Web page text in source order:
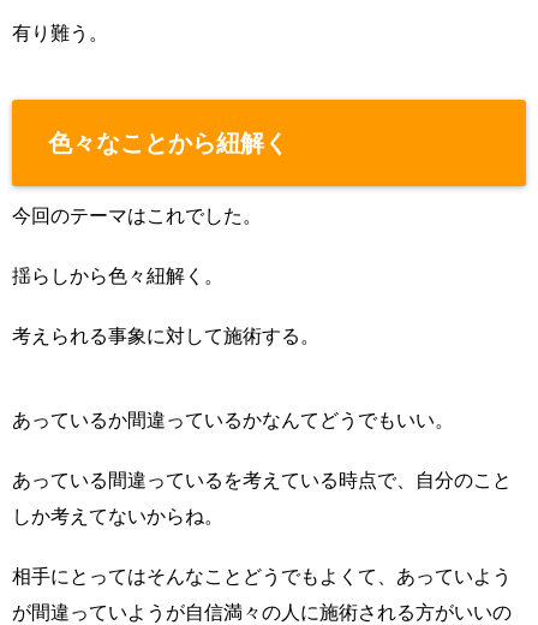
有り難う。
色々なことから紐解く
今回のテーマはこれでした。
揺らしから色々紐解く。
考えられる事象に対して施術する。
あっているか間違っているかなんてどうでもいい。
あっている間違っているを考えている時点で、自分のこと
しか考えてないからね。
相手にとってはそんなことどうでもよくて、あっていよう
が間違っていようが自信満々の人に施術される方がいいの